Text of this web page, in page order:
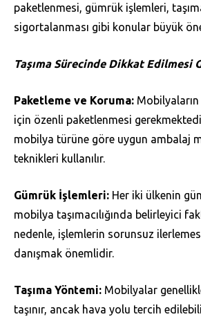
paketlenmesi, gümrük işlemleri,
sigortalanması gibi konular büyük
Taşıma Sürecinde Dikkat Edilmesi
Paketleme ve Koruma:
için özenli paketlenmesi
mobilya türüne göre uygun ambalaj
teknikleri kullanılır.
Gümrük İşlemleri: Her iki ülkenin
mobilya taşımacılığında belirleyici
nedenle, işlemlerin sorunsuz
danışmak önemlidir.
Taşıma Yöntemi: Mobilyalar
taşınır, ancak hava yolu tercih